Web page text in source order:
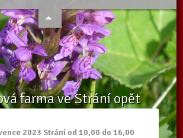
farma ve Strání opět
/
Levandulová farma ve Strání opět otevře
2023 Strání od 10,00 do 16,00